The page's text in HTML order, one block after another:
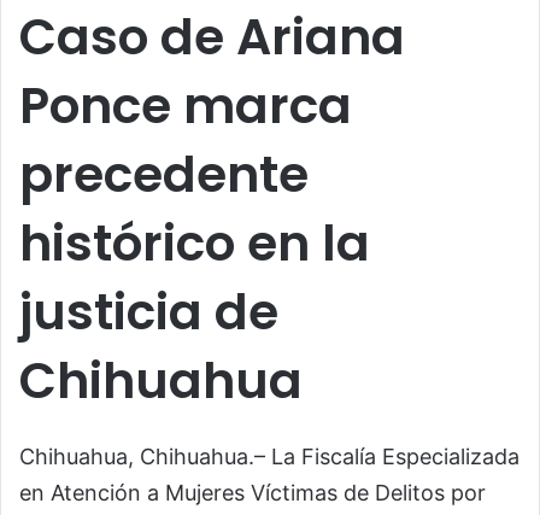
Caso de Ariana
Ponce marca
precedente
histórico en la
justicia de
Chihuahua
Chihuahua, Chihuahua.– La Fiscalía Especializada
en Atención a Mujeres Víctimas de Delitos por